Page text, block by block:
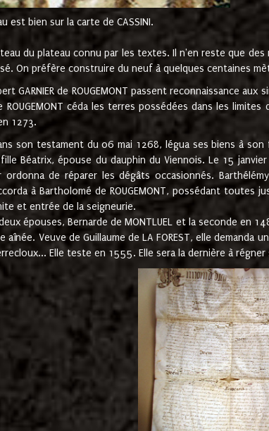
est bien sur la carte de CASSINI.
du plateau connu par les textes. Il n'en reste que
On préfère construire du neuf à quelques centaines
GARNIER de ROUGEMONT passent reconnaissance
ROUGEMONT céda les terres possédées dans les
1273.
son testament du 06 mai 1268, légua ses biens à
Béatrix, épouse du dauphin du Viennois. Le 15
ordonna de réparer les dégâts occasionnés.
à Bartholomé de ROUGEMONT, possédant
et entrée de la seigneurie.
deux épouses, Bernarde de MONTLUEL et la seconde
Veuve de Guillaume de LA FOREST, elle
Elle teste en 1555. Elle sera la dernière à